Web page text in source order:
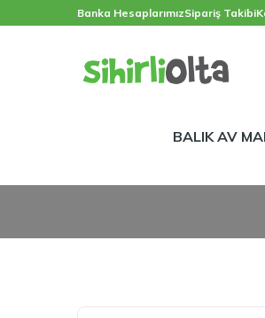
Banka HesaplarımızSipariş Takibi
BALIK AV